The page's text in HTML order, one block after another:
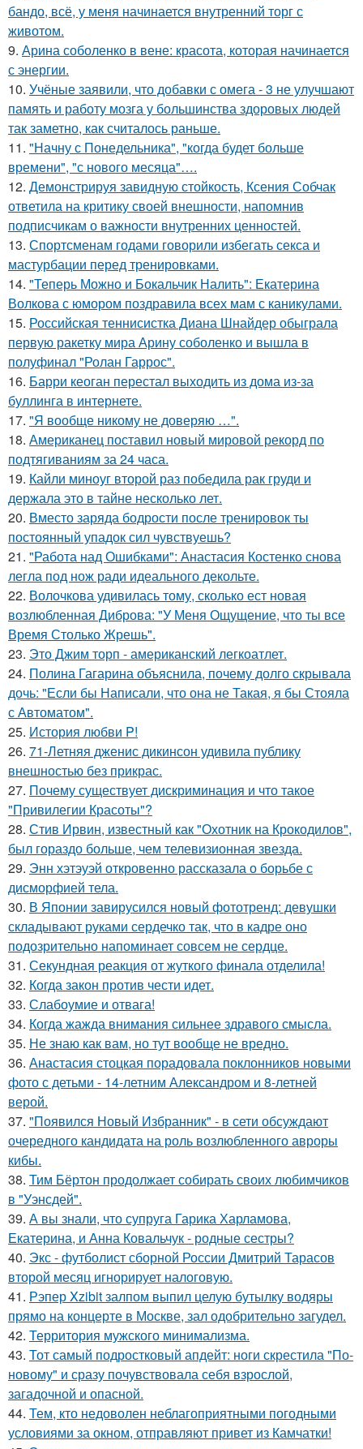
бандо, всё, у меня начинается внутренний торг с
животом.
9. Арина соболенко в вене: красота, которая начинается
с энергии.
10. Учёные заявили, что добавки с омега - 3 не улучшают
память и работу мозга у большинства здоровых людей
так заметно, как считалось раньше.
11. "Начну с Понедельника", "когда будет больше
времени", "с нового месяца"….
12. Демонстрируя завидную стойкость, Ксения Собчак
ответила на критику своей внешности, напомнив
подписчикам о важности внутренних ценностей.
13. Спортсменам годами говорили избегать секса и
мастурбации перед тренировками.
14. "Теперь Можно и Бокальчик Налить": Екатерина
Волкова с юмором поздравила всех мам с каникулами.
15. Российская теннисистка Диана Шнайдер обыграла
первую ракетку мира Арину соболенко и вышла в
полуфинал "Ролан Гаррос".
16. Барри кеоган перестал выходить из дома из-за
буллинга в интернете.
17. "Я вообще никому не доверяю …".
18. Американец поставил новый мировой рекорд по
подтягиваниям за 24 часа.
19. Кайли миноуг второй раз победила рак груди и
держала это в тайне несколько лет.
20. Вместо заряда бодрости после тренировок ты
постоянный упадок сил чувствуешь?
21. "Работа над Ошибками": Анастасия Костенко снова
легла под нож ради идеального декольте.
22. Волочкова удивилась тому, сколько ест новая
возлюбленная Диброва: "У Меня Ощущение, что ты все
Время Столько Жрешь".
23. Это Джим торп - американский легкоатлет.
24. Полина Гагарина объяснила, почему долго скрывала
дочь: "Если бы Написали, что она не Такая, я бы Стояла
с Автоматом".
25. История любви P!
26. 71-Летняя дженис дикинсон удивила публику
внешностью без прикрас.
27. Почему существует дискриминация и что такое
"Привилегии Красоты"?
28. Стив Ирвин, известный как "Охотник на Крокодилов",
был гораздо больше, чем телевизионная звезда.
29. Энн хэтэуэй откровенно рассказала о борьбе с
дисморфией тела.
30. В Японии завирусился новый фототренд: девушки
складывают руками сердечко так, что в кадре оно
подозрительно напоминает совсем не сердце.
31. Секундная реакция от жуткого финала отделила!
32. Когда закон против чести идет.
33. Слабоумие и отвага!
34. Когда жажда внимания сильнее здравого смысла.
35. Не знаю как вам, но тут вообще не вредно.
36. Анастасия стоцкая порадовала поклонников новыми
фото с детьми - 14-летним Александром и 8-летней
верой.
37. "Появился Новый Избранник" - в сети обсуждают
очередного кандидата на роль возлюбленного авроры
кибы.
38. Тим Бёртон продолжает собирать своих любимчиков
в "Уэнсдей".
39. А вы знали, что супруга Гарика Харламова,
Екатерина, и Анна Ковальчук - родные сестры?
40. Экс - футболист сборной России Дмитрий Тарасов
второй месяц игнорирует налоговую.
41. Рэпер Xzibit залпом выпил целую бутылку водяры
прямо на концерте в Москве, зал одобрительно загудел.
42. Территория мужского минимализма.
43. Тот самый подростковый апдейт: ноги скрестила "По-
новому" и сразу почувствовала себя взрослой,
загадочной и опасной.
44. Тем, кто недоволен неблагоприятными погодными
условиями за окном, отправляют привет из Камчатки!